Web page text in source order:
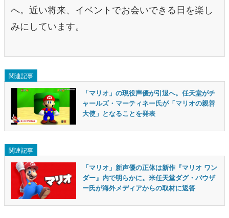
へ。近い将来、イベントでお会いできる日を楽し
みにしています。
関連記事
「マリオ」の現役声優が引退へ。任天堂がチ
ャールズ・マーティネー氏が「マリオの親善
大使」となることを発表
関連記事
「マリオ」新声優の正体は新作『マリオ ワン
ダー』内で明らかに。米任天堂ダグ・バウザ
ー氏が海外メディアからの取材に返答